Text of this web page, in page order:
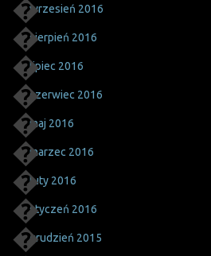
wrzesień 2016
sierpień 2016
lipiec 2016
czerwiec 2016
maj 2016
marzec 2016
luty 2016
styczeń 2016
grudzień 2015